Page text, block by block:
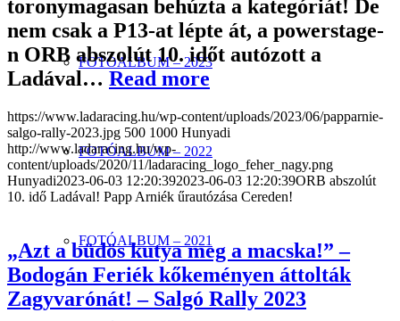
FOTÓALBUM – 2023
FOTÓALBUM – 2022
FOTÓALBUM – 2021
toronymagasan behúzta a kategóriát! De
nem csak a P13-at lépte át, a powerstage-
n ORB abszolút 10. időt autózott a
Ladával… Read more
https://www.ladaracing.hu/wp-content/uploads/2023/06/papparnie-
salgo-rally-2023.jpg 500 1000 Hunyadi
http://www.ladaracing.hu/wp-
content/uploads/2020/11/ladaracing_logo_feher_nagy.png
Hunyadi2023-06-03 12:20:392023-06-03 12:20:39ORB abszolút
10. idő Ladával! Papp Arniék űrautózása Cereden!
„Azt a büdös kutya meg a macska!” –
Bodogán Feriék kőkeményen áttolták
Zagyvarónát! – Salgó Rally 2023